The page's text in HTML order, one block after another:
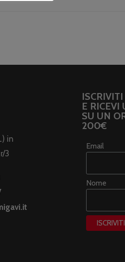
in
3
E RICEVI
SU UN
200€
Email
Nome